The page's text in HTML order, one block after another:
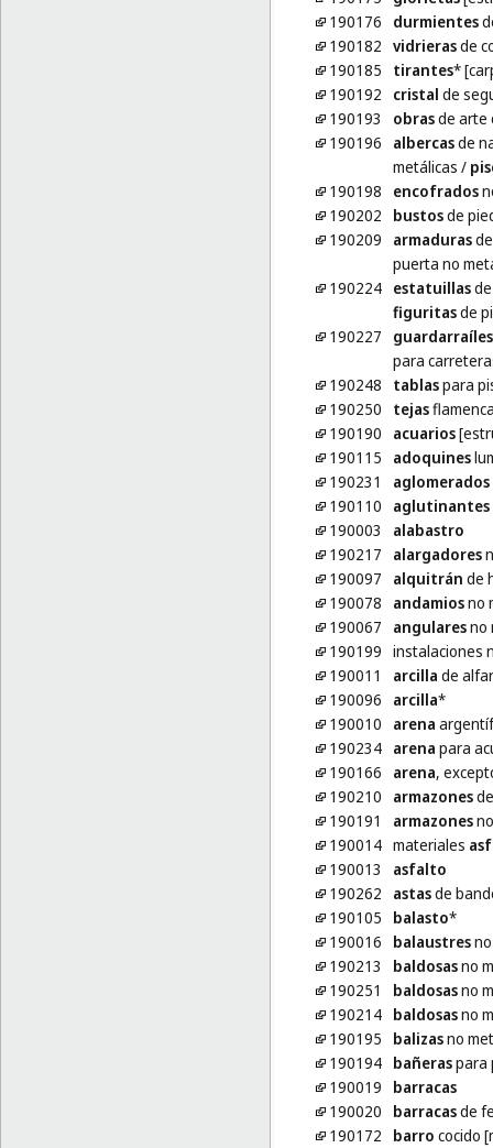
190176
durmientes
190182 vidrierasde
190185
tirantes*
190192
cristal de
190193
obrasde arte
190196
albercasde
metálicas /
190198
encofrados
190202
bustosde
190209
armadurasde
puerta no
190224 estatuillasde
figuritasde
190227
guardarraíles
para
190248
tablaspara
190250
tejas
190190
acuarios
190115
adoquines
190231
aglomerados
190110
aglutinantes
190003
alabastro
190217
alargadores
190097
alquitrán de
190078
andamiosno
190067
angularesno
190199 instalaciones
190011
arcilla de
190096
arcilla*
190010
arena
190234 arena para
190166
arena,
190210
armazones
190191
armazones
190014 materiales
190013
asfalto
190262
astasde
190105
balasto*
190016
balaustresno
190213
baldosasno
190251
baldosasno
190214 baldosasno
190195
balizasno
190194 bañeraspara
190019
barracas
190020
barracasde
190172
barro cocido